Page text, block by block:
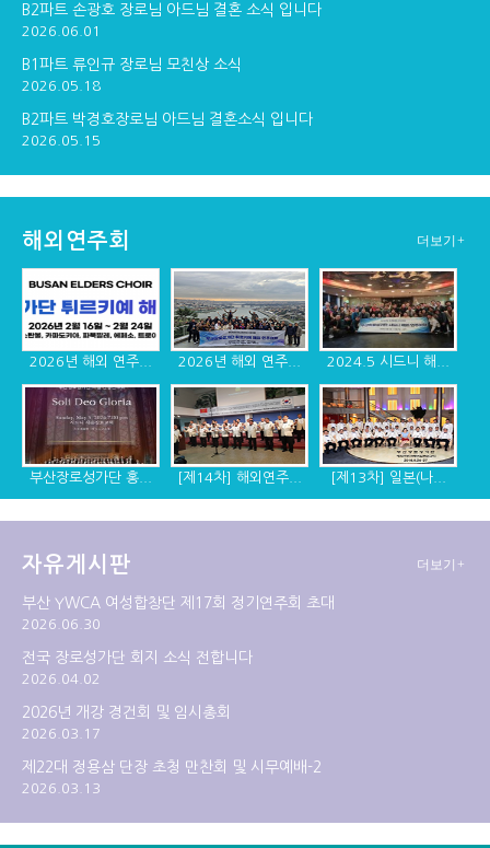
창단 30주년 기념 ...
B2파트 손광호 장로님 아드님 결혼 소식 입니다
2026.06.01
B1파트 류인규 장로님 모친상 소식
2026.05.18
B2파트 박경호장로님 아드님 결혼소식 입니다
2026.05.15
해외연주회 더보기+
2026년 해외 연주... 2026년 해외 연주... 2024.5 시드니 해...
부산장로성가단 홍... [제14차] 해외연주... [제13차] 일본(나...
[제12차] 2014년 ... [제11차] 미국 디... [제10차] 캐나다, ...
자유게시판 더보기+
부산 YWCA 여성합창단 제17회 정기연주회 초대
2026.06.30
전국 장로성가단 회지 소식 전합니다
2026.04.02
2026년 개강 경건회 및 임시총회
2026.03.17
제22대 정용삼 단장 초청 만찬회 및 시무예배-2
2026.03.13